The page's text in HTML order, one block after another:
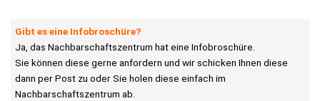
Gibt es eine Infobroschüre?
Ja, das Nachbarschaftszentrum hat eine Infobroschüre.
Sie können diese gerne anfordern und wir schicken Ihnen diese
dann per Post zu oder Sie holen diese einfach im
Nachbarschaftszentrum ab.